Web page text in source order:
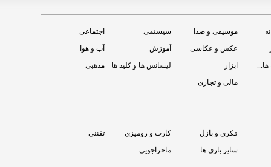
Bria
Kaspersky Tablet Security
موسیقی و صدا سیستمی
اجتماعی
عکس و عکاسی آموزش
آب و هوا
ها...
ابزار لیسانس ها و کلید ها
مذهبی
مالی و تجاری
فکری و پازل کارت و رومیزی
تفننی
سایر بازی ها...
ماجراجویی